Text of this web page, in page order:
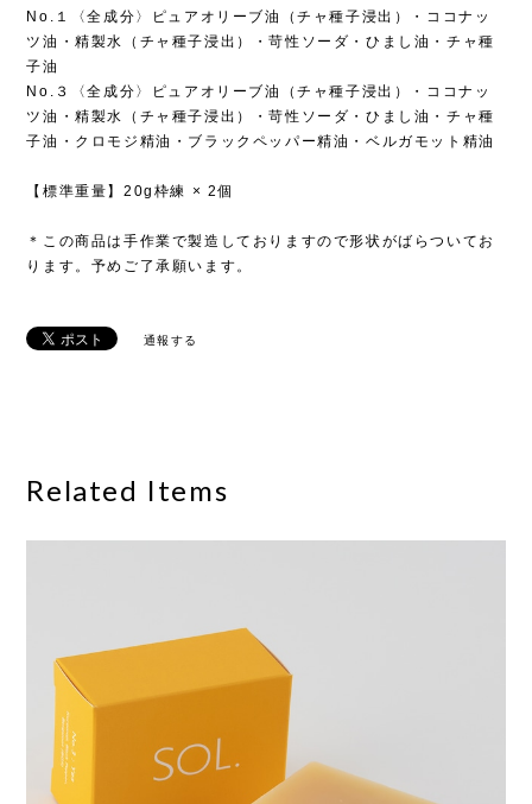
No.１〈全成分〉ピュアオリーブ油（チャ種子浸出）・ココナッ
ツ油・精製水（チャ種子浸出）・苛性ソーダ・ひまし油・チャ種
子油
No.３〈全成分〉ピュアオリーブ油（チャ種子浸出）・ココナッ
ツ油・精製水（チャ種子浸出）・苛性ソーダ・ひまし油・チャ種
子油・クロモジ精油・ブラックペッパー精油・ベルガモット精油
【標準重量】20g枠練 × 2個
＊この商品は手作業で製造しておりますので形状がばらついてお
ります。予めご了承願います。
通報する
Related Items